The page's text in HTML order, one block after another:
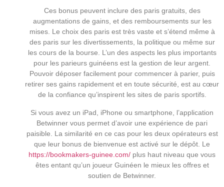
Ces bonus peuvent inclure des paris gratuits, des
augmentations de gains, et des remboursements sur les
mises. Le choix des paris est très vaste et s’étend même à
des paris sur les divertissements, la politique ou même sur
les cours de la bourse. L’un des aspects les plus importants
pour les parieurs guinéens est la gestion de leur argent.
Pouvoir déposer facilement pour commencer à parier, puis
retirer ses gains rapidement et en toute sécurité, est au cœur
de la confiance qu’inspirent les sites de paris sportifs.
Si vous avez un iPad, iPhone ou smartphone, l’application
Betwinner vous permet d’avoir une expérience de pari
paisible. La similarité en ce cas pour les deux opérateurs est
que leur bonus de bienvenue est activé sur le dépôt. Le
https://bookmakers-guinee.com/ plus haut niveau que vous
êtes entant qu’un joueur Guinéen le mieux les offres et
soutien de Betwinner.